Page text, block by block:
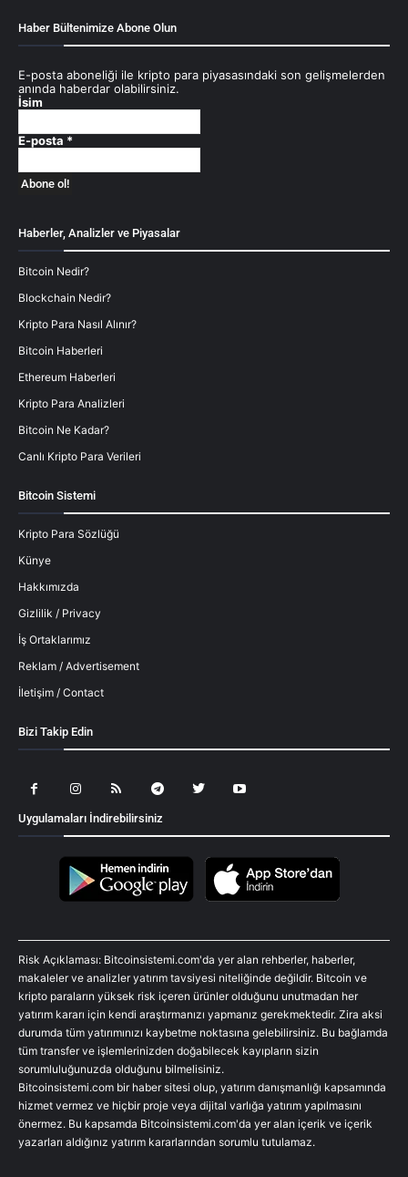
Haber Bültenimize Abone Olun
E-posta aboneliği ile kripto para piyasasındaki son gelişmelerden
anında haberdar olabilirsiniz.
İsim
E-posta *
Haberler, Analizler ve Piyasalar
Bitcoin Nedir?
Blockchain Nedir?
Kripto Para Nasıl Alınır?
Bitcoin Haberleri
Ethereum Haberleri
Kripto Para Analizleri
Bitcoin Ne Kadar?
Canlı Kripto Para Verileri
Bitcoin Sistemi
Kripto Para Sözlüğü
Künye
Hakkımızda
Gizlilik / Privacy
İş Ortaklarımız
Reklam / Advertisement
İletişim / Contact
Bizi Takip Edin
Uygulamaları İndirebilirsiniz
Risk Açıklaması: Bitcoinsistemi.com'da yer alan rehberler, haberler,
makaleler ve analizler yatırım tavsiyesi niteliğinde değildir. Bitcoin ve
kripto paraların yüksek risk içeren ürünler olduğunu unutmadan her
yatırım kararı için kendi araştırmanızı yapmanız gerekmektedir. Zira aksi
durumda tüm yatırımınızı kaybetme noktasına gelebilirsiniz. Bu bağlamda
tüm transfer ve işlemlerinizden doğabilecek kayıpların sizin
sorumluluğunuzda olduğunu bilmelisiniz.
Bitcoinsistemi.com bir haber sitesi olup, yatırım danışmanlığı kapsamında
hizmet vermez ve hiçbir proje veya dijital varlığa yatırım yapılmasını
önermez. Bu kapsamda Bitcoinsistemi.com'da yer alan içerik ve içerik
yazarları aldığınız yatırım kararlarından sorumlu tutulamaz.